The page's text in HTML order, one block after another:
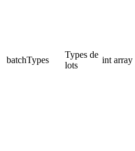
batchTypes
Types de
lots
int array